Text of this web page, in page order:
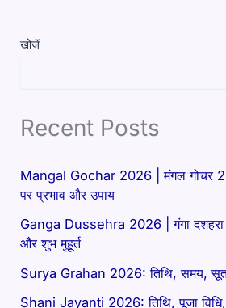
खोजें
Recent Posts
Mangal Gochar 2026 | मंगल गोचर
पर प्रभाव और उपाय
Ganga Dussehra 2026 | गंगा
और शुभ मुहूर्त
Surya Grahan 2026: तिथि, समय,
Shani Jayanti 2026: तिथि, पूजा